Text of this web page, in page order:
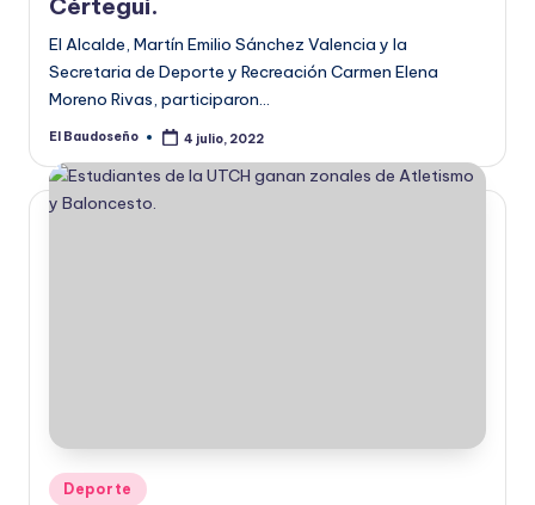
El Alcalde, Martín Emilio Sánchez Valencia y la
Secretaria de Deporte y Recreación Carmen Elena
Moreno Rivas, participaron…
Publicado
El Baudoseño 4 julio, 2022
Publicado
Deporte